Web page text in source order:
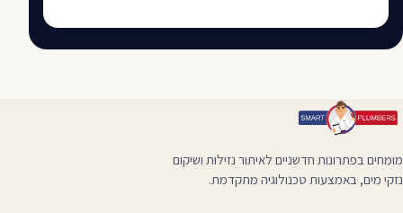
מומחים בפתרונות חדשניים לאיתור נזילות ושיקום
נזקי מים, באמצעות טכנולוגיה מתקדמת.